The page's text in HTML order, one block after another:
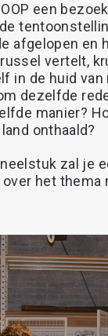
een
de
afgelopen en
vertelt,
in de huid van
dezelfde
manier?
land onthaald?
zal je
over het thema